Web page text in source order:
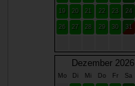
19 20 21 22 23 24
26 27 28 29 30 31
Dezember 2026
Mo Di Mi Do Fr Sa